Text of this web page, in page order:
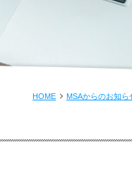
HOME MSAからのお知ら